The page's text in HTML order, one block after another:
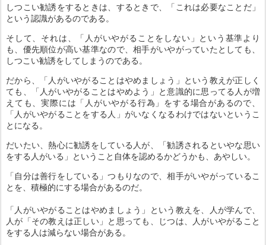
しつこい勧誘をするときは、するときで、「これは必要なことだ」
という認識があるのである。
そして、それは、「人がいやがることをしない」という基準より
も、優先順位が高い基準なので、相手がいやがっていたとしても、
しつこい勧誘をしてしまうのである。
だから、「人がいやがることはやめましょう」という教えが正しく
ても、「人がいやがることはやめよう」と意識的に思ってる人が増
えても、実際には「人がいやがる行為」をする場合があるので、
「人がいやがることをする人」がいなくなるわけではないというこ
とになる。
だいたい、熱心に勧誘をしている人が、「勧誘されるといやな思い
をする人がいる」ということ自体を認めるかどうかも、あやしい。
「自分は善行をしている」つもりなので、相手がいやがっているこ
とを、積極的にする場合があるのだ。
「人がいやがることはやめましょう」という教えを、人が学んで、
人が「その教えは正しい」と思っても、じつは、人がいやがること
をする人は減らない場合がある。